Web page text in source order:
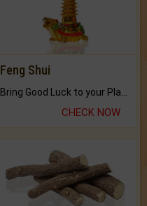
Feng Shui
CHECK NOW